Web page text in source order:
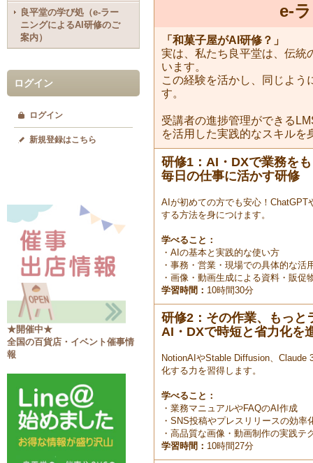
良平堂の学び処（e-ラー
ニングによるAI研修のご
案内）
ログイン
ログイン
新規登録はこちら
★開催中★
全国の百貨店・イベント催事情
報
e-
「和菓子屋がAI研修？」
実は、私たち良平堂は、伝統
います。
この経験を活かし、同じよう
す。
受講者の進捗管理ができる
を活用した実践的なスキルを
研修1：AI・DXで業務を
毎日の仕事に活かす研修
AIが初めての方でも安心！
する方法を身につけます。
学べること：
・AIの基本と実践的な使い方
・事務・営業・現場での具体的な活
・画像・動画生成による資料・販促
学習時間： 10時間30分
研修2：その作業、もっと
AI・DXで時短と省力化を
NotionAIやStable Diffusion、Claude
化する力を習得します。
学べること：
・業務マニュアルやFAQのAI作成
・SNS投稿やプレスリリースの効率
・高品質な画像・動画制作の実践テ
学習時間： 10時間27分